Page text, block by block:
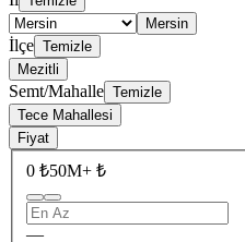
Mersin
İlçe Temizle
Mezitli
Semt/Mahalle Temizle
Tece Mahallesi
Fiyat
0 ₺50M+ ₺
—